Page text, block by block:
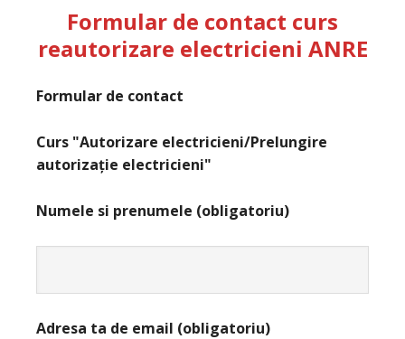
Formular de contact curs
reautorizare electricieni ANRE
Formular de contact
Curs "Autorizare electricieni/Prelungire
autorizație electricieni"
Numele si prenumele (obligatoriu)
Adresa ta de email (obligatoriu)